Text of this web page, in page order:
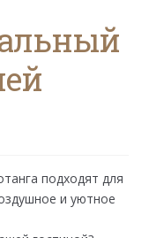
подходят для
и уютное